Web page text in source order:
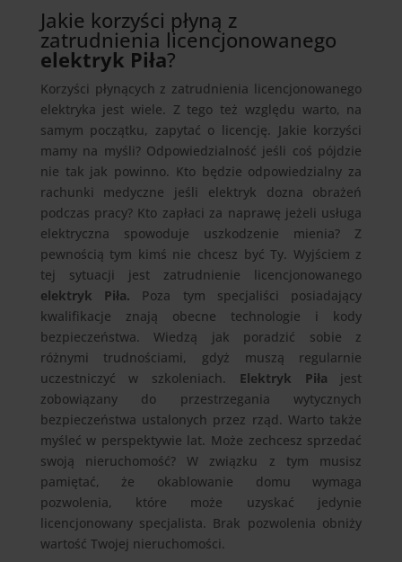
Jakie korzyści płyną z
zatrudnienia licencjonowanego
elektryk Piła?
Korzyści płynących z zatrudnienia licencjonowanego
elektryka jest wiele. Z tego też względu warto, na
samym początku, zapytać o licencję. Jakie korzyści
mamy na myśli? Odpowiedzialność jeśli coś pójdzie
nie tak jak powinno. Kto będzie odpowiedzialny za
rachunki medyczne jeśli elektryk dozna obrażeń
podczas pracy? Kto zapłaci za naprawę jeżeli usługa
elektryczna spowoduje uszkodzenie mienia? Z
pewnością tym kimś nie chcesz być Ty. Wyjściem z
tej sytuacji jest zatrudnienie licencjonowanego
elektryk Piła. Poza tym specjaliści posiadający
kwalifikacje znają obecne technologie i kody
bezpieczeństwa. Wiedzą jak poradzić sobie z
różnymi trudnościami, gdyż muszą regularnie
uczestniczyć w szkoleniach. Elektryk Piła jest
zobowiązany do przestrzegania wytycznych
bezpieczeństwa ustalonych przez rząd. Warto także
myśleć w perspektywie lat. Może zechcesz sprzedać
swoją nieruchomość? W związku z tym musisz
pamiętać, że okablowanie domu wymaga
pozwolenia, które może uzyskać jedynie
licencjonowany specjalista. Brak pozwolenia obniży
wartość Twojej nieruchomości.